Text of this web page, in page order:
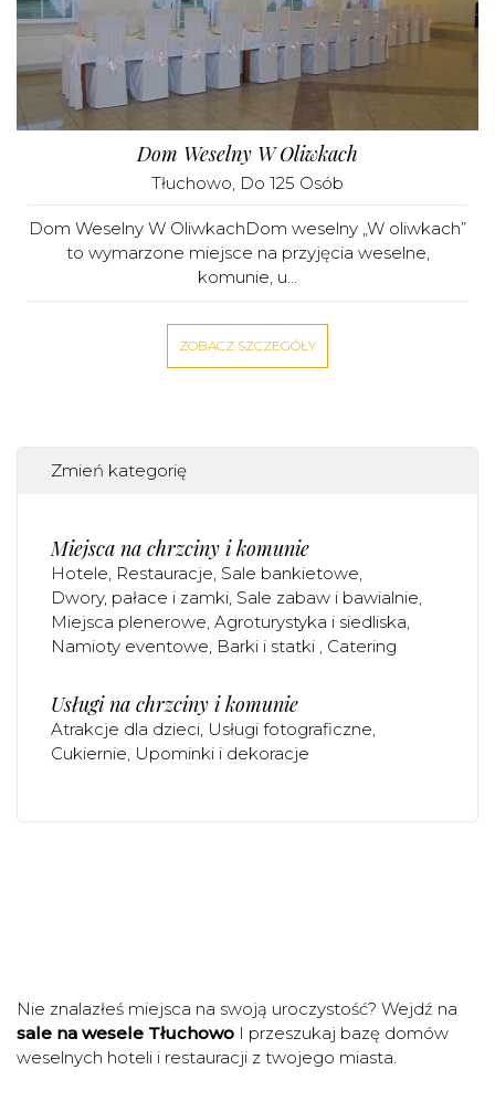
Dom Weselny W Oliwkach
Tłuchowo, Do 125 Osób
Dom Weselny W OliwkachDom weselny „W oliwkach”
to wymarzone miejsce na przyjęcia weselne,
komunie, u...
ZOBACZ SZCZEGÓŁY
Zmień kategorię
Miejsca na chrzciny i komunie
Hotele Restauracje Sale bankietowe
Dwory, pałace i zamki Sale zabaw i bawialnie
Miejsca plenerowe Agroturystyka i siedliska
Namioty eventowe Barki i statki Catering
Usługi na chrzciny i komunie
Atrakcje dla dzieci Usługi fotograficzne
Cukiernie Upominki i dekoracje
Nie znalazłeś miejsca na swoją uroczystość? Wejdź na
sale na wesele Tłuchowo I przeszukaj bazę domów
weselnych hoteli i restauracji z twojego miasta.